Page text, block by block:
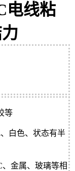
电线粘
等
白色、状态有半
金属、玻璃等相